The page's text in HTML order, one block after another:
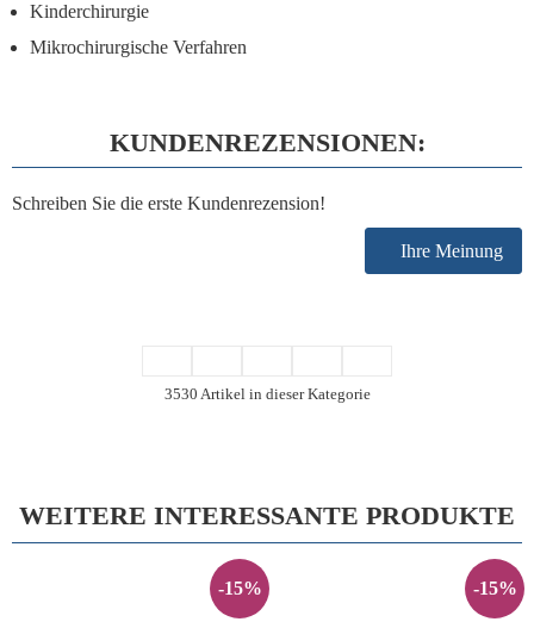
Kinderchirurgie
Mikrochirurgische Verfahren
KUNDENREZENSIONEN:
Schreiben Sie die erste Kundenrezension!
Ihre Meinung
3530 Artikel in dieser Kategorie
WEITERE INTERESSANTE PRODUKTE
-15% -15%